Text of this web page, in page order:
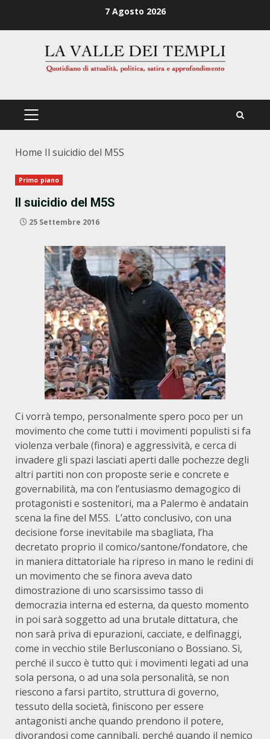
7 Agosto 2026
PRIMÄRES
Home Il suicidio del M5S
Primo piano
Il suicidio del M5S
25 Settembre 2016
Ci vorrà tempo, personalmente spero poco per un
movimento che come tutti i movimenti populisti si fa
violenza verbale (finora) e aggressività, e cerca di
invadere gli spazi lasciati aperti dalle pochezze degli
altri partiti non con proposte serie e concrete e
governabilità, ma con l’entusiasmo demagogico di
protagonisti e sostenitori, ma a Palermo è andatain
scena la fine del M5S. L’atto conclusivo, con una
decisione forse inevitabile ma sbagliata, l’ha
decretato proprio il comico/santone/fondatore, che
in maniera dittatoriale ha ripreso in mano le redini di
un movimento che se finora aveva dato
dimostrazione di uno scarsissimo tasso di
democrazia interna ed esterna, da questo momento
in poi sarà soggetto ad una brutale dittatura, che
non sarà priva di epurazioni, cacciate, e delfinaggi,
come in vecchio stile Berlusconiano o Bossiano. Sì,
perché il succo è tutto qui: i movimenti legati ad una
sola persona, o ad una sola personalità, se non
riescono a farsi partito, struttura di governo,
tessuto della società, finiscono per essere
antagonisti anche quando prendono il potere,
divorandosi come cannibali, perché quando il nemico